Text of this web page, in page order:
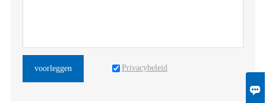

voorleggen Privacybeleid